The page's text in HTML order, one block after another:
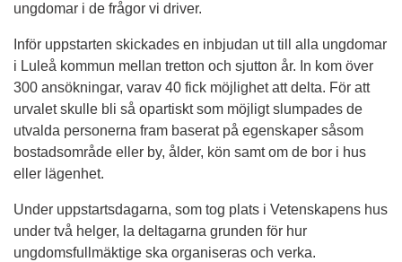
ungdomar i de frågor vi driver.
Inför uppstarten skickades en inbjudan ut till alla ungdomar
i Luleå kommun mellan tretton och sjutton år. In kom över
300 ansökningar, varav 40 fick möjlighet att delta. För att
urvalet skulle bli så opartiskt som möjligt slumpades de
utvalda personerna fram baserat på egenskaper såsom
bostadsområde eller by, ålder, kön samt om de bor i hus
eller lägenhet.
Under uppstartsdagarna, som tog plats i Vetenskapens hus
under två helger, la deltagarna grunden för hur
ungdomsfullmäktige ska organiseras och verka.